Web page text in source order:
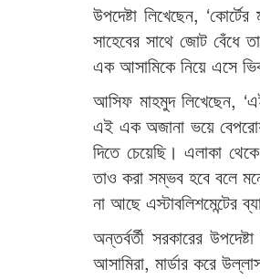
উপদেষ্টা লিখেছেন,
সাহেবের সাথে জোট বেঁধে
এক আসামিকে নিয়ে এসে
আসিফ মাহমুদ লিখেছেন,
এই এক অজানা ভয়ে
দিতে চেয়েছি। এলাকা
তাও করা সম্ভব হবে বলে
না আছে এস্টাবলিশমেন্টের
অন্তর্বর্তী সরকারের
আসামিরা, মার্ডার করে